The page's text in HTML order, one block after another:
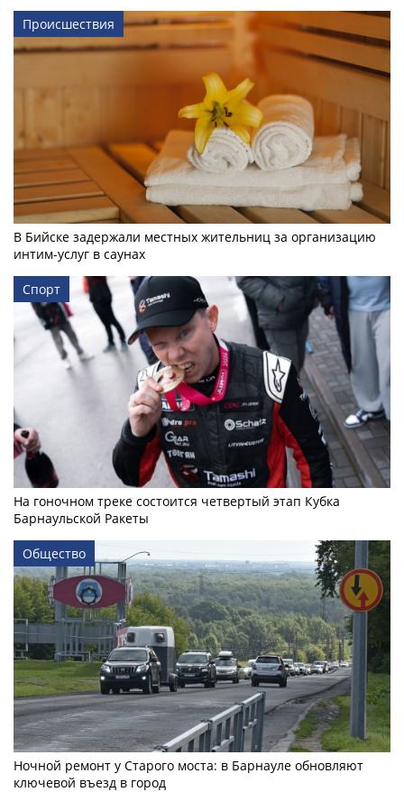
Происшествия
В Бийске задержали местных жительниц за организацию
интим-услуг в саунах
Спорт
На гоночном треке состоится четвертый этап Кубка
Барнаульской Ракеты
Общество
Ночной ремонт у Старого моста: в Барнауле обновляют
ключевой въезд в город